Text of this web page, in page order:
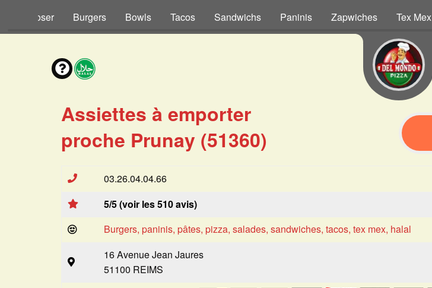
Composer Burgers Bowls Tacos Sandwichs Paninis Zapwiches Tex Mex
Assiettes à emporter
proche Prunay (51360)
03.26.04.04.66
5/5 (voir les 510 avis)
Burgers, paninis, pâtes, pizza, salades, sandwiches, tacos, tex mex, halal
16 Avenue Jean Jaures
51100 REIMS